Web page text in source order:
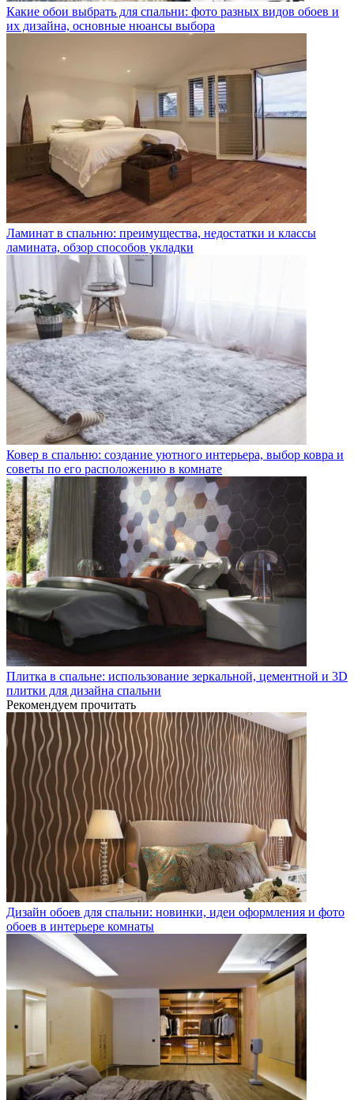
Какие обои выбрать для спальни: фото разных видов обоев и
их дизайна, основные нюансы выбора
Ламинат в спальню: преимущества, недостатки и классы
ламината, обзор способов укладки
Ковер в спальню: создание уютного интерьера, выбор ковра и
советы по его расположению в комнате
Плитка в спальне: использование зеркальной, цементной и 3D
плитки для дизайна спальни
Рекомендуем прочитать
Дизайн обоев для спальни: новинки, идеи оформления и фото
обоев в интерьере комнаты